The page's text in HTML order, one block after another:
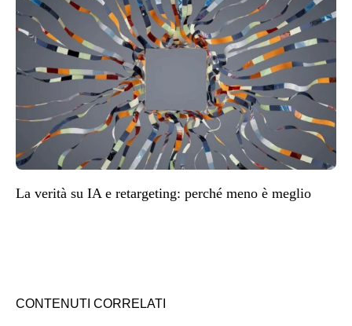
La verità su IA e retargeting: perché meno è meglio
CONTENUTI CORRELATI